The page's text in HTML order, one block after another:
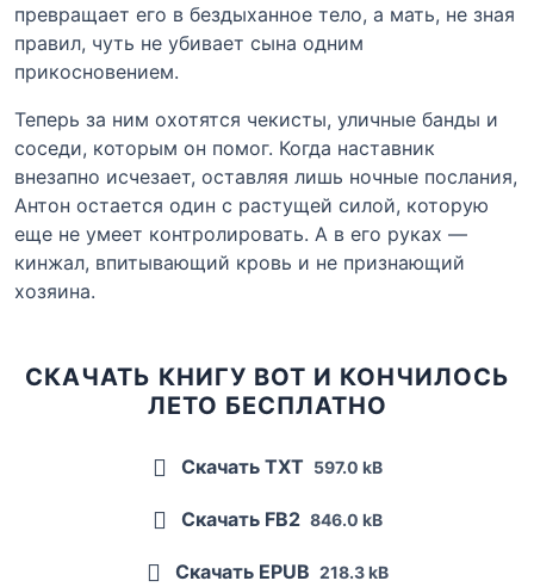
превращает его в бездыханное тело, а мать, не зная
правил, чуть не убивает сына одним
прикосновением.
Теперь за ним охотятся чекисты, уличные банды и
соседи, которым он помог. Когда наставник
внезапно исчезает, оставляя лишь ночные послания,
Антон остается один с растущей силой, которую
еще не умеет контролировать. А в его руках —
кинжал, впитывающий кровь и не признающий
хозяина.
СКАЧАТЬ КНИГУ ВОТ И КОНЧИЛОСЬ
ЛЕТО БЕСПЛАТНО
Скачать TXT 597.0 kB
Скачать FB2 846.0 kB
Скачать EPUB 218.3 kB